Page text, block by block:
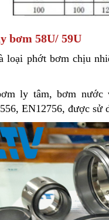
bơm 58U/ 59U
loại phớt bơm chịu
ly tâm, bơm nước
EN12756, được sử